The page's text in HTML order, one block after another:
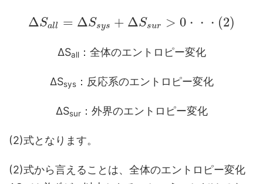
ΔSall = ΔSsys + ΔSsur > 0・ ・ ・ (2)
ΔSall：全体のエントロピー変化
ΔSsys ：反応系のエントロピー変化
ΔSsur：外界のエントロピー変化
(2)式となります。
(2)式から言えることは、全体のエントロピー変化